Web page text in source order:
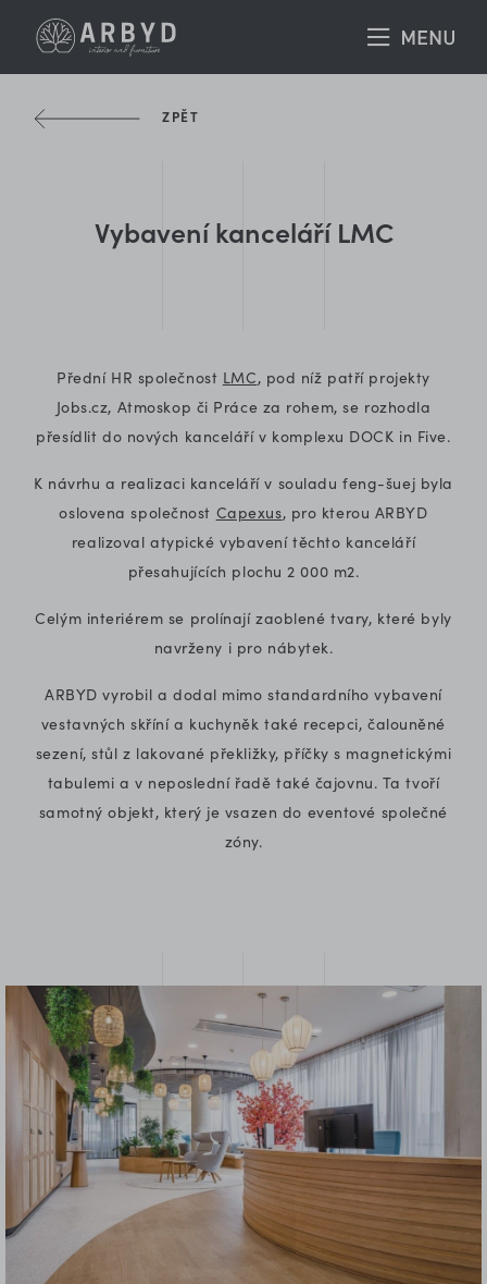
Vybavení kanceláří LMC
ZPĚT
Přední HR společnost LMC, pod níž patří projekty
Jobs.cz, Atmoskop či Práce za rohem, se rozhodla
přesídlit do nových kanceláří v komplexu DOCK in Five.
K návrhu a realizaci kanceláří v souladu feng-šuej byla
oslovena společnost Capexus, pro kterou ARBYD
realizoval atypické vybavení těchto kanceláří
přesahujících plochu 2 000 m2.
Celým interiérem se prolínají zaoblené tvary, které byly
navrženy i pro nábytek.
ARBYD vyrobil a dodal mimo standardního vybavení
vestavných skříní a kuchyněk také recepci, čalouněné
sezení, stůl z lakované překližky, příčky s magnetickými
tabulemi a v neposlední řadě také čajovnu. Ta tvoří
samotný objekt, který je vsazen do eventové společné
zóny.